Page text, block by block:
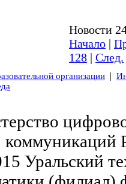
Новости
Начало |
128 | След.
организации |
коммуникаций
Уральский